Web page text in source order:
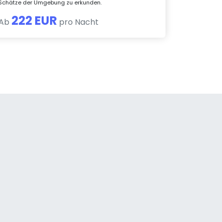
der Umgebung zu erkunden.
222 EUR pro Nacht